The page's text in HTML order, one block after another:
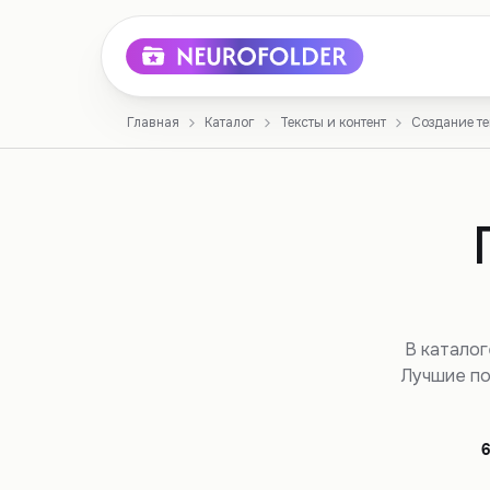
Главная Каталог Тексты и контент Создание
В
Лучшие
6